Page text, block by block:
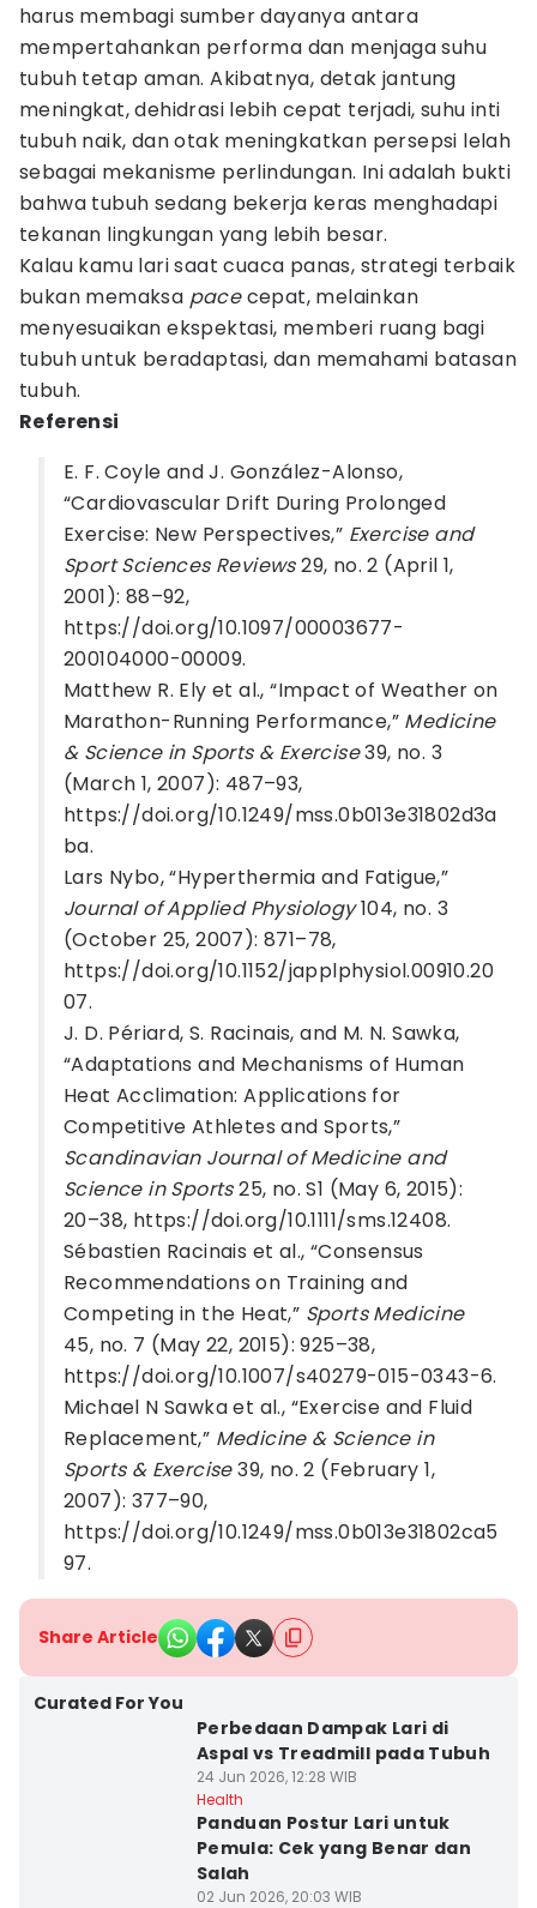
harus membagi sumber dayanya antara
mempertahankan performa dan menjaga suhu
tubuh tetap aman. Akibatnya, detak jantung
meningkat, dehidrasi lebih cepat terjadi, suhu inti
tubuh naik, dan otak meningkatkan persepsi lelah
sebagai mekanisme perlindungan. Ini adalah bukti
bahwa tubuh sedang bekerja keras menghadapi
tekanan lingkungan yang lebih besar.
Kalau kamu lari saat cuaca panas, strategi terbaik
bukan memaksa pacecepat, melainkan
menyesuaikan ekspektasi, memberi ruang bagi
tubuh untuk beradaptasi, dan memahami batasan
tubuh.
Referensi
E. F. Coyle and J. González-Alonso,
“Cardiovascular Drift During Prolonged
Exercise: New Perspectives,” Exercise and
Sport Sciences Reviews29, no. 2 (April 1,
2001): 88–92,
https://doi.org/10.1097/00003677-
200104000-00009.
Matthew R. Ely et al., “Impact of Weather on
Marathon-Running Performance,” Medicine
& Science in Sports & Exercise39, no. 3
(March 1, 2007): 487–93,
https://doi.org/10.1249/mss.0b013e31802d3a
ba.
Lars Nybo, “Hyperthermia and Fatigue,”
Journal of Applied Physiology104, no. 3
(October 25, 2007): 871–78,
https://doi.org/10.1152/japplphysiol.00910.20
07.
J. D. Périard, S. Racinais, and M. N. Sawka,
“Adaptations and Mechanisms of Human
Heat Acclimation: Applications for
Competitive Athletes and Sports,”
Scandinavian Journal of Medicine and
Science in Sports25, no. S1 (May 6, 2015):
20–38, https://doi.org/10.1111/sms.12408.
Sébastien Racinais et al., “Consensus
Recommendations on Training and
Competing in the Heat,” Sports Medicine
45, no. 7 (May 22, 2015): 925–38,
https://doi.org/10.1007/s40279-015-0343-6.
Michael N Sawka et al., “Exercise and Fluid
Replacement,” Medicine & Science in
Sports & Exercise39, no. 2 (February 1,
2007): 377–90,
https://doi.org/10.1249/mss.0b013e31802ca5
97.
Share Article
Curated For You
Perbedaan Dampak Lari di
Aspal vs Treadmill pada Tubuh
24 Jun 2026, 12:28 WIB
Health
Panduan Postur Lari untuk
Pemula: Cek yang Benar dan
Salah
02 Jun 2026, 20:03 WIB